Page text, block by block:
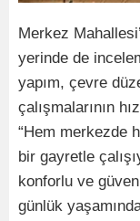
Merkez
yerinde de
yapım, çevre
çalışmalarının
“Hem merkezde
bir gayretle
konforlu ve
günlük